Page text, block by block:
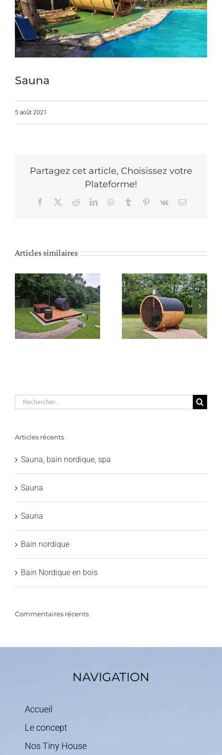
Sauna
5 août 2021
Partagez cet article, Choisissez votre
Plateforme!
Facebook RedditLinkedInWhatsApp
Tumblr Pinterest
Vk Email
Articles similaires
Sauna Sauna
Rechercher:
Articles récents
Sauna, bain nordique, spa
Sauna
Sauna
Bain nordique
Bain Nordique en bois
Commentaires récents
NAVIGATION
Accueil
Le concept
Nos Tiny House